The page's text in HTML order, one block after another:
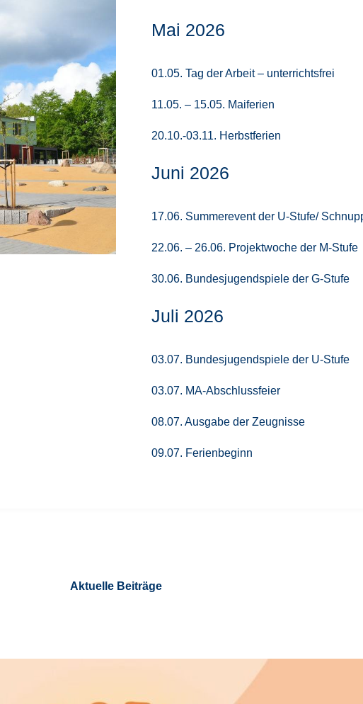
Mai 2026
01.05. Tag der Arbeit – unterrichtsfrei
11.05. – 15.05. Maiferien
20.10.-03.11. Herbstferien
Juni 2026
17.06. Summerevent der U-Stufe/
22.06. – 26.06. Projektwoche der M-Stufe
30.06. Bundesjugendspiele der G-Stufe
Juli 2026
03.07. Bundesjugendspiele der U-Stufe
03.07. MA-Abschlussfeier
08.07. Ausgabe der Zeugnisse
09.07. Ferienbeginn
Aktuelle Beiträge